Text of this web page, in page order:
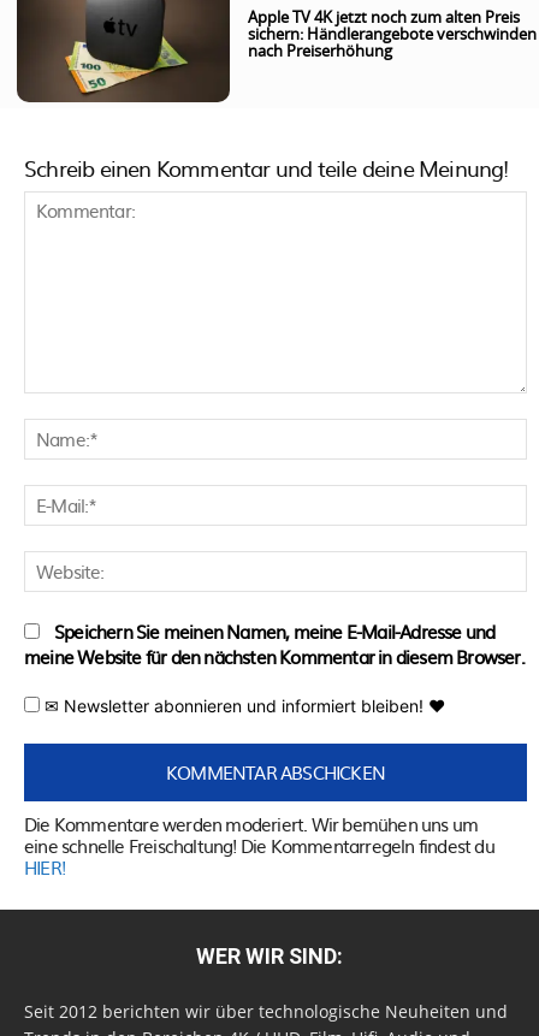
Apple TV 4K jetzt noch zum alten Preis
sichern: Händlerangebote verschwinden
nach Preiserhöhung
Schreib einen Kommentar und teile deine Meinung!
Speichern Sie meinen Namen, meine E-Mail-Adresse und
meine Website für den nächsten Kommentar in diesem Browser.
✉ Newsletter abonnieren und informiert bleiben! ♥
Die Kommentare werden moderiert. Wir bemühen uns um
eine schnelle Freischaltung! Die Kommentarregeln findest du
HIER!
WER WIR SIND:
Seit 2012 berichten wir über technologische Neuheiten und